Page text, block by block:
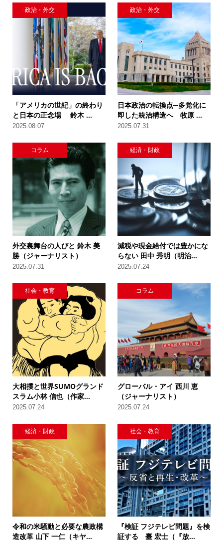
政治・外交
「アメリカの世紀」の終わり
と日本の正念場 鈴木 ...
2025.08.07
政治・外交
日本政治の転換点─多党化に
即した統治構造へ 牧原 ...
2025.07.31
コラム
外交裏舞台の人びと 鈴木 美
勝（ジャーナリスト）
2025.07.31
経済・財政
減税や現金給付では豊かにな
らない 田中 秀明（明治...
2025.07.24
社会・教育
大相撲と世界SUMOグランド
スラム小林 信也（作家...
2025.07.24
コラム
グローバル・アイ 西川 恵
（ジャーナリスト）
2025.07.24
経済・財政
令和の米騒動と必要な農政構
造改革 山下 一仁（キヤ...
社会・教育
『検証 フジテレビ問題』を検
証する 臺 宏士（『放...